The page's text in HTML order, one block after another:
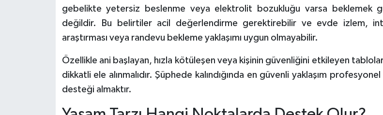
gebelikte yetersiz beslenme veya elektrolit bozukluğu varsa beklemek
değildir. Bu belirtiler acil değerlendirme gerektirebilir ve evde izlem,
araştırması veya randevu bekleme yaklaşımı uygun olmayabilir.
Özellikle ani başlayan, hızla kötüleşen veya kişinin güvenliğini etkileyen
dikkatli ele alınmalıdır. Şüphede kalındığında en güvenli yaklaşım profesyonel
desteği almaktır.